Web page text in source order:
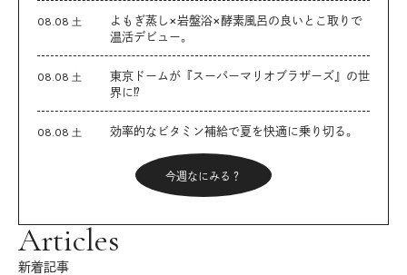
08.08 土
よもぎ蒸し×岩盤浴×酵素風呂の良いとこ取りで
温活デビュー。
08.08 土
東京ドームが『スーパーマリオブラザーズ』の世
界に⁉︎
08.08 土 効率的なビタミン補給で夏を快適に乗り切る。
今週なにみる？
Articles
新着記事